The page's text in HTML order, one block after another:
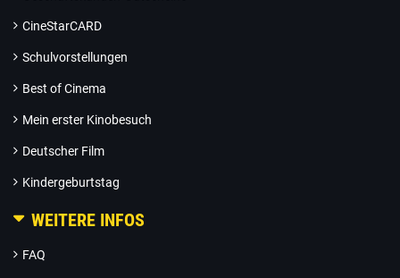
CineStarCARD
Schulvorstellungen
Best of Cinema
Mein erster Kinobesuch
Deutscher Film
Kindergeburtstag
WEITERE INFOS
FAQ